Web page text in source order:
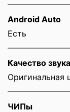
Android Auto
Есть
Качество звука
Оригинальная
ЧИПы